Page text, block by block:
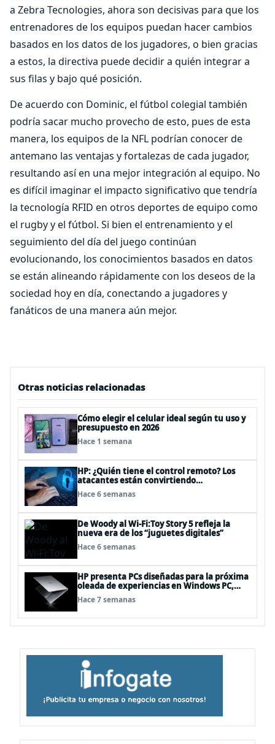
a Zebra Tecnologies, ahora son decisivas para que los
entrenadores de los equipos puedan hacer cambios
basados en los datos de los jugadores, o bien gracias
a estos, la directiva puede decidir a quién integrar a
sus filas y bajo qué posición.
De acuerdo con Dominic, el fútbol colegial también
podría sacar mucho provecho de esto, pues de esta
manera, los equipos de la NFL podrían conocer de
antemano las ventajas y fortalezas de cada jugador,
resultando así en una mejor integración al equipo. No
es difícil imaginar el impacto significativo que tendría
la tecnología RFID en otros deportes de equipo como
el rugby y el fútbol. Si bien el entrenamiento y el
seguimiento del día del juego continúan
evolucionando, los conocimientos basados en datos
se están alineando rápidamente con los deseos de la
sociedad hoy en día, conectando a jugadores y
fanáticos de una manera aún mejor.
Otras noticias relacionadas
Cómo elegir el celular ideal según tu uso y
presupuesto en 2026
Hace 1 semana
HP: ¿Quién tiene el control remoto? Los
atacantes están convirtiendo
herramientas legítimas de acceso remoto
en puertas alternativas
Hace 6 semanas
De Woody al Wi-Fi:Toy Story 5 refleja la
nueva era de los “juguetes digitales”
Hace 6 semanas
HP presenta PCs diseñadas para la próxima
oleada de experiencias en Windows PC,
impulsadas por NVIDIA RTX Spark™
Hace 7 semanas